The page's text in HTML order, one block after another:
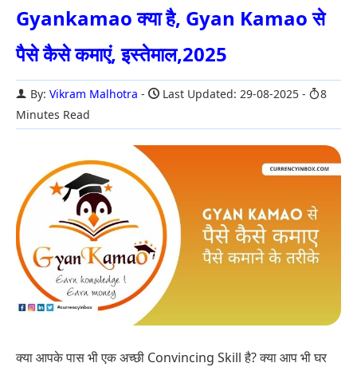
Gyankamao क्या है, Gyan Kamao से
पैसे कैसे कमाएं, इस्तेमाल,2025
By: Vikram Malhotra Last Updated: 29-08-2025
8
Minutes Read
क्या आपके पास भी एक अच्छी Convincing Skill है? क्या आप भी घर